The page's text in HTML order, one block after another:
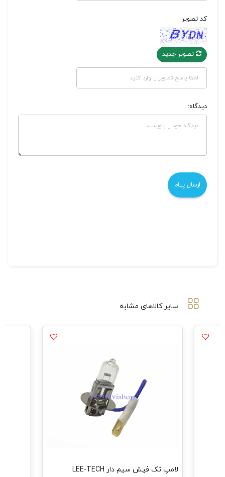
کد تصویر
تصویر جدید
دیدگاه:
سایر کالاهای مشابه
لامپ تک فیش سیم دار LEE-TECH